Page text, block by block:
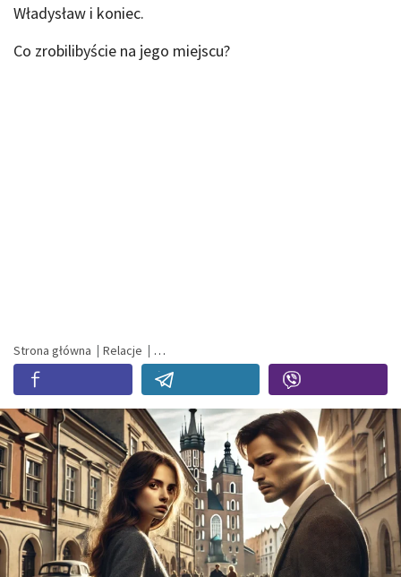
Władysław i koniec.
Co zrobilibyście na jego miejscu?
Strona główna Relacje